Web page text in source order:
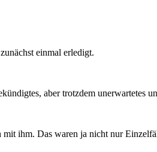
einmal erledigt.
aber trotzdem unerwartetes
ihm. Das waren ja nicht nur